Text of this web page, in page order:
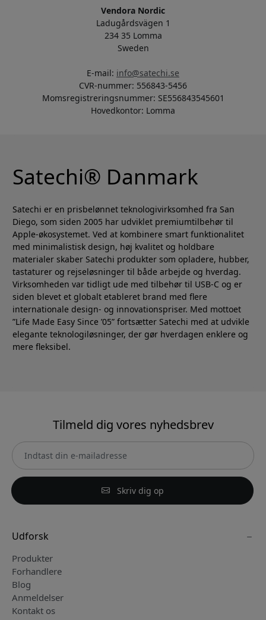
Vendora Nordic
Ladugårdsvägen 1
234 35 Lomma
Sweden
E-mail: info@satechi.se
CVR-nummer: 556843-5456
Momsregistreringsnummer: SE556843545601
Hovedkontor: Lomma
Satechi® Danmark
Satechi er en prisbelønnet teknologivirksomhed fra San
Diego, som siden 2005 har udviklet premiumtilbehør til
Apple-økosystemet. Ved at kombinere smart funktionalitet
med minimalistisk design, høj kvalitet og holdbare
materialer skaber Satechi produkter som opladere, hubber,
tastaturer og rejseløsninger til både arbejde og hverdag.
Virksomheden var tidligt ude med tilbehør til USB-C og er
siden blevet et globalt etableret brand med flere
internationale design- og innovationspriser. Med mottoet
”Life Made Easy Since ’05” fortsætter Satechi med at udvikle
elegante teknologiløsninger, der gør hverdagen enklere og
mere fleksibel.
Tilmeld dig vores nyhedsbrev
Skriv dig op
Udforsk
Produkter
Forhandlere
Blog
Anmeldelser
Kontakt os